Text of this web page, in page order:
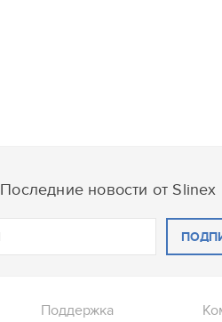
Последние новости от Slinex
Поддержка